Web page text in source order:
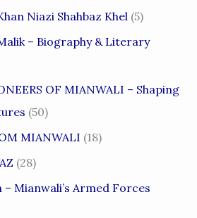
Niazi Shahbaz Khel (5)
– Biography & Literary
OF MIANWALI – Shaping
(50)
MIANWALI (18)
(28)
Mianwali’s Armed Forces